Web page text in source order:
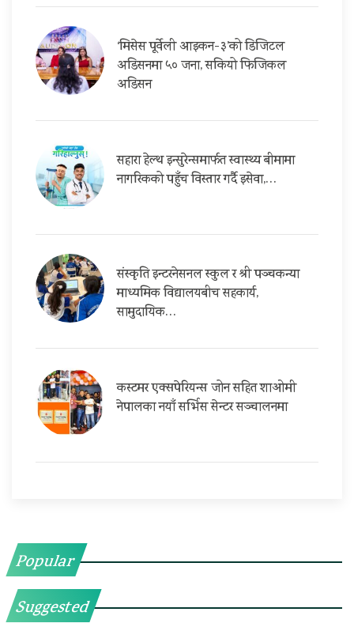
‘मिसेस पूर्वेली आइकन-३’को डिजिटल
अडिसनमा ५० जना, सकियो फिजिकल
अडिसन
सहारा हेल्थ इन्सुरेन्समार्फत स्वास्थ्य बीमामा
नागरिकको पहुँच विस्तार गर्दै इसेवा,…
संस्कृति इन्टरनेसनल स्कुल र श्री पञ्चकन्या
माध्यमिक विद्यालयबीच सहकार्य,
सामुदायिक…
कस्टमर एक्सपेरियन्स जोन सहित शाओमी
नेपालका नयाँ सर्भिस सेन्टर सञ्चालनमा
Popular
Suggested